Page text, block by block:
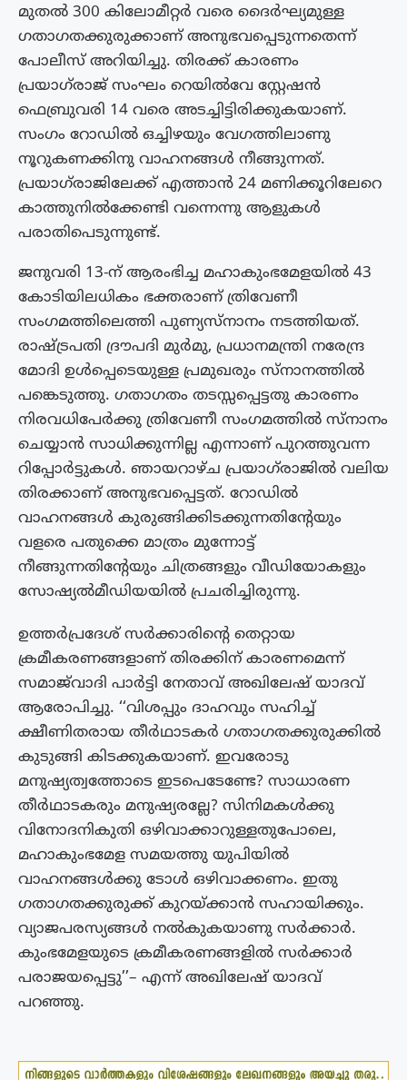
മുതല്‍ 300 കിലോമീറ്റര്‍ വരെ ദൈര്‍ഘ്യമുള്ള
ഗതാഗതക്കുരുക്കാണ് അനുഭവപ്പെടുന്നതെന്ന്
പോലീസ് അറിയിച്ചു. തിരക്ക് കാരണം
പ്രയാഗ്‌രാജ് സംഘം റെയില്‍വേ സ്റ്റേഷന്‍
ഫെബ്രുവരി 14 വരെ അടച്ചിട്ടിരിക്കുകയാണ്.
സംഗം റോഡിൽ ഒച്ചിഴയും വേഗത്തിലാണു
നൂറുകണക്കിനു വാഹനങ്ങൾ നീങ്ങുന്നത്.
പ്രയാഗ്‌രാജിലേക്ക് എത്താൻ 24 മണിക്കൂറിലേറെ
കാത്തുനിൽക്കേണ്ടി വന്നെന്നു ആളുകൾ
പരാതിപെടുന്നുണ്ട്.
ജനുവരി 13-ന് ആരംഭിച്ച മഹാകുംഭമേളയില്‍ 43
കോടിയിലധികം ഭക്തരാണ് ത്രിവേണീ
സംഗമത്തിലെത്തി പുണ്യസ്‌നാനം നടത്തിയത്.
രാഷ്ട്രപതി ദ്രൗപദി മുർമു, പ്രധാനമന്ത്രി നരേന്ദ്ര
മോദി ഉൾപ്പെടെയുള്ള പ്രമുഖരും സ്നാനത്തിൽ
പങ്കെടുത്തു. ഗതാഗതം തടസ്സപ്പെട്ടതു കാരണം
നിരവധിപേർക്കു ത്രിവേണീ സംഗമത്തിൽ സ്നാനം
ചെയ്യാൻ സാധിക്കുന്നില്ല എന്നാണ് പുറത്തുവന്ന
റിപ്പോര്‍ട്ടുകള്‍. ഞായറാഴ്ച പ്രയാഗ്‌രാജില്‍ വലിയ
തിരക്കാണ് അനുഭവപ്പെട്ടത്. റോഡില്‍
വാഹനങ്ങള്‍ കുരുങ്ങിക്കിടക്കുന്നതിന്റേയും
വളരെ പതുക്കെ മാത്രം മുന്നോട്ട്
നീങ്ങുന്നതിന്റേയും ചിത്രങ്ങളും വീഡിയോകളും
സോഷ്യല്‍മീഡിയയില്‍ പ്രചരിച്ചിരുന്നു.
ഉത്തര്‍പ്രദേശ് സര്‍ക്കാരിന്റെ തെറ്റായ
ക്രമീകരണങ്ങളാണ് തിരക്കിന് കാരണമെന്ന്
സമാജ്‌വാദി പാര്‍ട്ടി നേതാവ് അഖിലേഷ് യാദവ്
ആരോപിച്ചു. ‘‘വിശപ്പും ദാഹവും സഹിച്ച്
ക്ഷീണിതരായ തീർഥാടകർ ഗതാഗതക്കുരുക്കിൽ
കുടുങ്ങി കിടക്കുകയാണ്. ഇവരോടു
മനുഷ്യത്വത്തോടെ ഇടപെടേണ്ടേ? സാധാരണ
തീർഥാടകരും മനുഷ്യരല്ലേ? സിനിമകൾക്കു
വിനോദനികുതി ഒഴിവാക്കാറുള്ളതുപോലെ,
മഹാകുംഭമേള സമയത്തു യുപിയിൽ
വാഹനങ്ങൾക്കു ടോൾ ഒഴിവാക്കണം. ഇതു
ഗതാഗതക്കുരുക്ക് കുറയ്ക്കാൻ സഹായിക്കും.
വ്യാജപരസ്യങ്ങൾ നൽകുകയാണു സർക്കാർ.
കുംഭമേളയുടെ ക്രമീകരണങ്ങളിൽ സർക്കാർ
പരാജയപ്പെട്ടു’’– എന്ന് അഖിലേഷ് യാദവ്
പറഞ്ഞു.